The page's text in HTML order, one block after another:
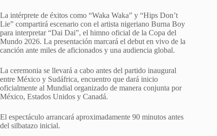
La intérprete de éxitos como “Waka Waka” y “Hips Don’t
Lie” compartirá escenario con el artista nigeriano Burna Boy
para interpretar “Dai Dai”, el himno oficial de la Copa del
Mundo 2026. La presentación marcará el debut en vivo de la
canción ante miles de aficionados y una audiencia global.
La ceremonia se llevará a cabo antes del partido inaugural
entre México y Sudáfrica, encuentro que dará inicio
oficialmente al Mundial organizado de manera conjunta por
México, Estados Unidos y Canadá.
El espectáculo arrancará aproximadamente 90 minutos antes
del silbatazo inicial.